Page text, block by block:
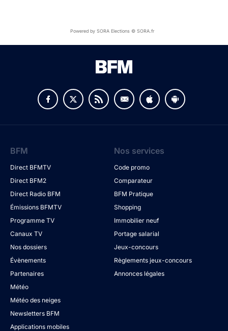
Powered by SORA Elections © SORA.fr
BFM
Direct BFMTV
Direct BFM2
Direct Radio BFM
Émissions BFMTV
Programme TV
Canaux TV
Nos dossiers
Évènements
Partenaires
Météo
Météo des neiges
Newsletters BFM
Applications mobiles
Nos services
Code promo
Comparateur
BFM Pratique
Shopping
Immobilier neuf
Portage salarial
Jeux-concours
Règlements jeux-concours
Annonces légales